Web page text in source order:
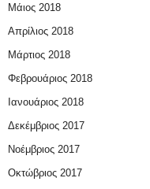
Μάιος 2018
Απρίλιος 2018
Μάρτιος 2018
Φεβρουάριος 2018
Ιανουάριος 2018
Δεκέμβριος 2017
Νοέμβριος 2017
Οκτώβριος 2017